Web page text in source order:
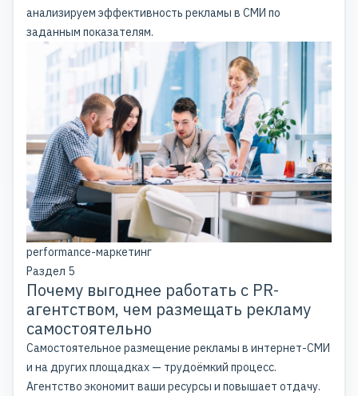
анализируем эффективность рекламы в СМИ по
заданным показателям.
performance-маркетинг
Раздел 5
Почему выгоднее работать с PR-
агентством, чем размещать рекламу
самостоятельно
Самостоятельное размещение рекламы в интернет-СМИ
и на других площадках — трудоёмкий процесс.
Агентство экономит ваши ресурсы и повышает отдачу.